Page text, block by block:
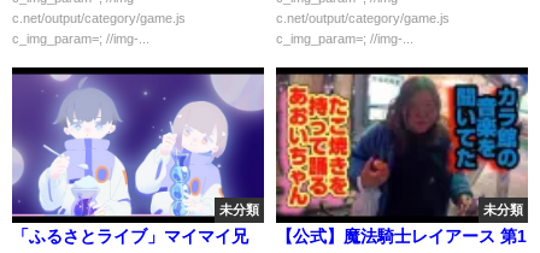
c.net/output/category/game.js
c_img_param=; //img-...
c.net/output/category/game.js
c_img_param=; //img-...
未分類
「ふるさとライブ」マイマイ兄
未分類
【公式】魔法騎士レイアース 第1